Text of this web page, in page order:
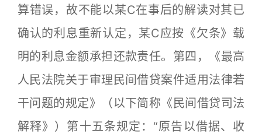
算错误，故不能以某C在事后的解读对其已
确认的利息重新认定，某C应按《欠条》载
明的利息金额承担还款责任。第四，《最高
人民法院关于审理民间借贷案件适用法律若
干问题的规定》（以下简称《民间借贷司法
解释》）第十五条规定：“原告以借据、收